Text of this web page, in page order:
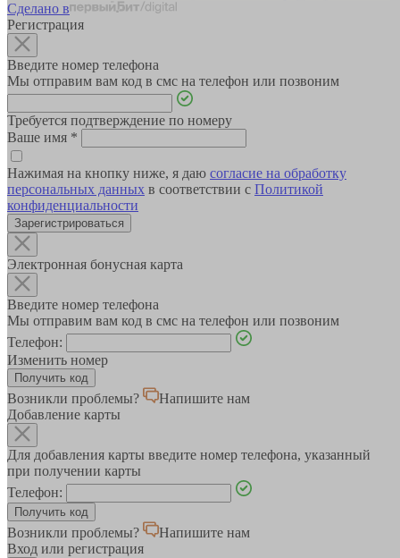
Сделано в
Регистрация
Введите номер телефона
Мы отправим вам код в смс на телефон или позвоним
Требуется подтверждение по номеру
Ваше имя *
Нажимая на кнопку ниже, я даю согласие на обработку
персональных данных в соответствии с Политикой
конфиденциальности
Зарегистрироваться
Электронная бонусная карта
Введите номер телефона
Мы отправим вам код в смс на телефон или позвоним
Телефон:
Изменить номер
Возникли проблемы?
Напишите нам
Добавление карты
Для добавления карты введите номер телефона, указанный
при получении карты
Телефон:
Возникли проблемы?
Напишите нам
Вход или регистрация